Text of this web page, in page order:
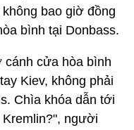
bao giờ đồng
bình tại Donbass.
cánh cửa hòa bình
Kiev, không phải
Chìa khóa dẫn tới
người